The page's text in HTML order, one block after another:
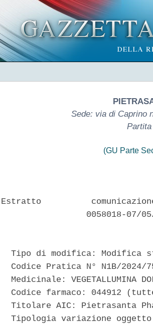
Sede: via di Caprino
Partita
(GU Parte
Estratto
0058018-07/
Tipo di modifica: Modifica
Codice Pratica N° N1B/2024/
Medicinale: VEGETALLUMINA
Codice farmaco: 044912
Titolare AIC: Pietrasanta
Tipologia variazione